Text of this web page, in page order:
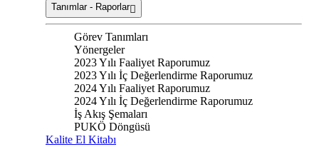
Tanımlar - Raporlar
Görev Tanımları
Yönergeler
2023 Yılı Faaliyet Raporumuz
2023 Yılı İç Değerlendirme Raporumuz
2024 Yılı Faaliyet Raporumuz
2024 Yılı İç Değerlendirme Raporumuz
İş Akış Şemaları
PUKÖ Döngüsü
Kalite El Kitabı